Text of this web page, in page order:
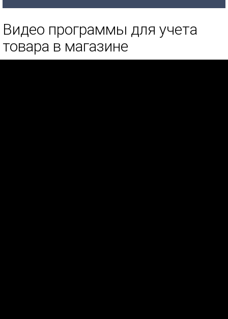
Видео программы для учета
товара в магазине